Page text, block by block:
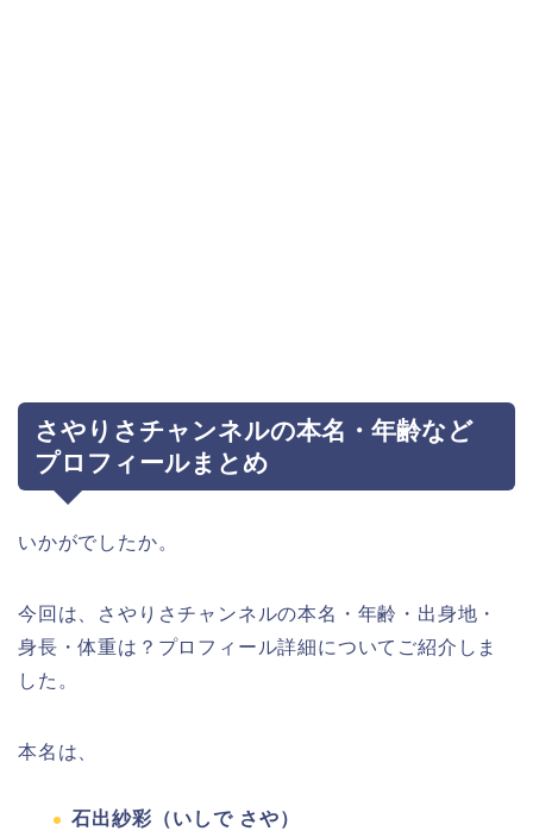
さやりさチャンネルの本名・年齢など
プロフィールまとめ
いかがでしたか。
今回は、さやりさチャンネルの本名・年齢・出身地・
身長・体重は？プロフィール詳細についてご紹介しま
した。
本名は、
石出紗彩（いしで さや）